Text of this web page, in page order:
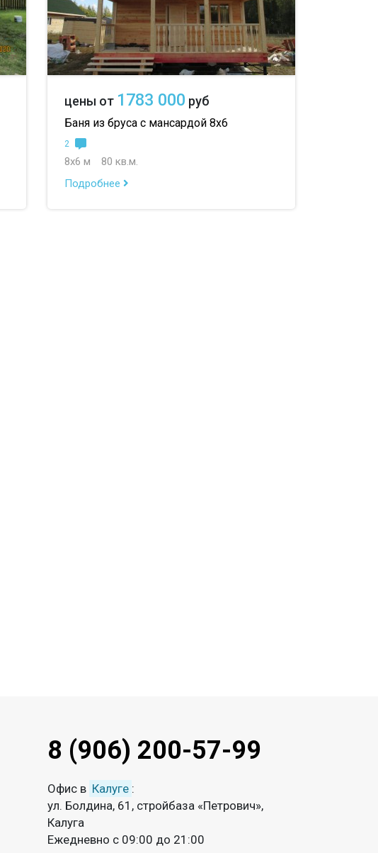
цены от 1783 000 руб
Баня из бруса с мансардой 8х6
2
8х6 м
80 кв.м.
Подробнее
8 (906) 200-57-99
Офис в Калуге :
ул. Болдина, 61, стройбаза «Петрович»,
Калуга
Ежедневно с 09:00 до 21:00